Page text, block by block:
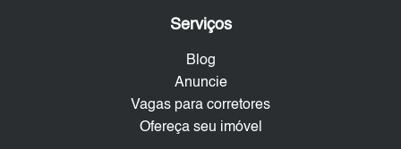
Serviços
Blog
Anuncie
Vagas para corretores
Ofereça seu imóvel